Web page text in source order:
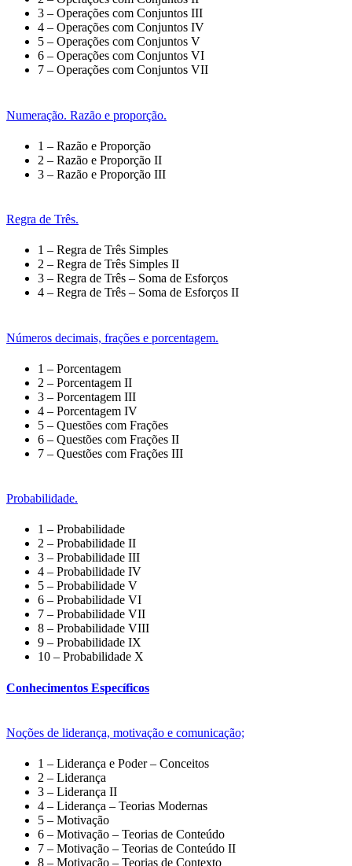
3 – Operações com Conjuntos III
4 – Operações com Conjuntos IV
5 – Operações com Conjuntos V
6 – Operações com Conjuntos VI
7 – Operações com Conjuntos VII
Numeração. Razão e proporção.
1 – Razão e Proporção
2 – Razão e Proporção II
3 – Razão e Proporção III
Regra de Três.
1 – Regra de Três Simples
2 – Regra de Três Simples II
3 – Regra de Três – Soma de Esforços
4 – Regra de Três – Soma de Esforços II
Números decimais, frações e porcentagem.
1 – Porcentagem
2 – Porcentagem II
3 – Porcentagem III
4 – Porcentagem IV
5 – Questões com Frações
6 – Questões com Frações II
7 – Questões com Frações III
Probabilidade.
1 – Probabilidade
2 – Probabilidade II
3 – Probabilidade III
4 – Probabilidade IV
5 – Probabilidade V
6 – Probabilidade VI
7 – Probabilidade VII
8 – Probabilidade VIII
9 – Probabilidade IX
10 – Probabilidade X
Conhecimentos Específicos
Noções de liderança, motivação e comunicação;
1 – Liderança e Poder – Conceitos
2 – Liderança
3 – Liderança II
4 – Liderança – Teorias Modernas
5 – Motivação
6 – Motivação – Teorias de Conteúdo
7 – Motivação – Teorias de Conteúdo II
8 – Motivação – Teorias de Contexto